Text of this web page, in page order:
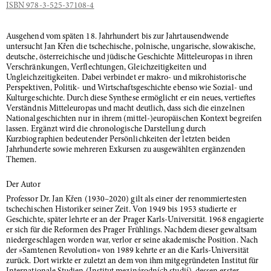
ISBN 978-3-525-37108-4
Ausgehend vom späten 18. Jahrhundert bis zur Jahrtausendwende
untersucht Jan Křen die tschechische, polnische, ungarische, slowakische,
deutsche, österreichische und jüdische Geschichte Mitteleuropas in ihren
Verschränkungen, Verflechtungen, Gleichzeitigkeiten und
Ungleichzeitigkeiten. Dabei verbindet er makro- und mikrohistorische
Perspektiven, Politik- und Wirtschaftsgeschichte ebenso wie Sozial- und
Kulturgeschichte. Durch diese Synthese ermöglicht er ein neues, vertieftes
Verständnis Mitteleuropas und macht deutlich, dass sich die einzelnen
Nationalgeschichten nur in ihrem (mittel-)europäischen Kontext begreifen
lassen. Ergänzt wird die chronologische Darstellung durch
Kurzbiographien bedeutender Persönlichkeiten der letzten beiden
Jahrhunderte sowie mehreren Exkursen zu ausgewählten ergänzenden
Themen.
Der Autor
Professor Dr. Jan Křen (1930–2020) gilt als einer der renommiertesten
tschechischen Historiker seiner Zeit. Von 1949 bis 1953 studierte er
Geschichte, später lehrte er an der Prager Karls-Universität. 1968 engagierte
er sich für die Reformen des Prager Frühlings. Nachdem dieser gewaltsam
niedergeschlagen worden war, verlor er seine akademische Position. Nach
der »Samtenen Revolution« von 1989 kehrte er an die Karls-Universität
zurück. Dort wirkte er zuletzt an dem von ihm mitgegründeten Institut für